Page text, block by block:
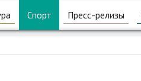
Спорт Пресс-релизы